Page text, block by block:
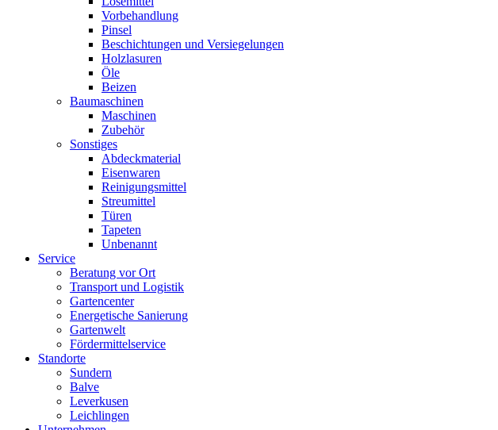
Vorbehandlung
Pinsel
Beschichtungen und Versiegelungen
Holzlasuren
Öle
Beizen
Baumaschinen
Maschinen
Zubehör
Sonstiges
Abdeckmaterial
Eisenwaren
Reinigungsmittel
Streumittel
Türen
Tapeten
Unbenannt
Service
Beratung vor Ort
Transport und Logistik
Gartencenter
Energetische Sanierung
Gartenwelt
Fördermittelservice
Standorte
Sundern
Balve
Leverkusen
Leichlingen